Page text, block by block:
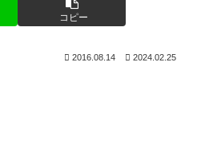
コピー
2016.08.14 2024.02.25